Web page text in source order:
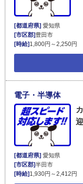
[都道府県] 愛知県
[市区郡] 豊田市
[時給] 1,800円～2,250円
電子・半導体
[都道府県]愛知県
[市区郡]半田市
[時給]1,930円～2,412円